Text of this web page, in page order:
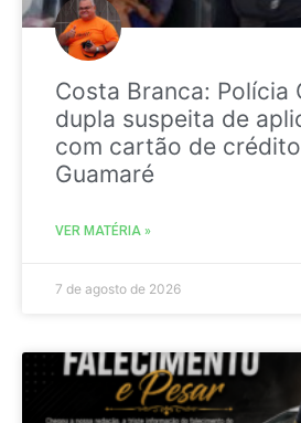
Costa Branca: Polícia
dupla suspeita de
com cartão de
Guamaré
VER MATÉRIA »
7 de agosto de 2026